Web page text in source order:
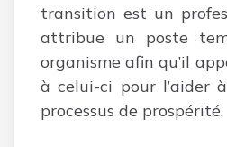
transition est un
attribue un poste
organisme afin qu’il
à celui-ci pour l’aider
processus de prospérité.